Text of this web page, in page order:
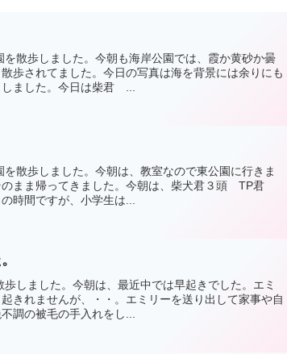
散歩しました。今朝も海岸公園では、霞か黄砂か曇
歩されてました。今日の写真は海を背景には余りにも
ました。今日は柴君 ...
散歩しました。今朝は、教室なので東公園に行きま
のまま帰ってきました。今朝は、柴犬君３頭 TP君
時間ですが、小学生は...
しました。今朝は、最近中では早起きでした。エミ
きれませんが、・・。エミリーを送り出して家事や自
調の被毛の手入れをし...